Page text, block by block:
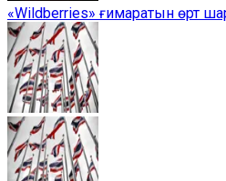
«Wildberries» ғимаратын өрт